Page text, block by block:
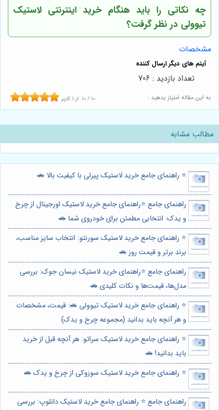
چه نکاتی را باید هنگام خرید اینترنتی لاستیک
تیوولی در نظر گرفت؟
مشخصات
به این مقاله امتیاز بدهید : 10 / 10 از 1 کاربر
تعداد بازدید : 706
مطالب مشابه
⭐️ راهنمای جامع خرید لاستیک پیرلی با کیفیت بالا 🚗
راهنمای جامع ⭐️راهنمای جامع خرید لاستیک اورجینال از چرخ
و یدک: انتخابی مطمئن برای خودروی شما 🚗
⭐️ راهنمای جامع خرید لاستیک سورنتو: انتخاب سایز مناسب،
برند برتر و قیمت روز 🚗
راهنمای جامع ⭐️راهنمای خرید لاستیک نیسان جوک: بررسی
مدل‌ها، قیمت‌ها و نکات کلیدی 🚗
⭐️ راهنمای جامع خرید لاستیک تیوولی 🚗: قیمت، مشخصات
و هر آنچه باید بدانید (مجموعه چرخ و یدک)
⭐️ راهنمای جامع خرید لاستیک سراتو: هر آنچه قبل از خرید
باید بدانید! 🚗
⭐️ راهنمای جامع خرید لاستیک سوزوکی از چرخ و یدک 🚗
راهنمای جامع ⭐️ راهنمای جامع خرید لاستیک دانلوپ: بررسی